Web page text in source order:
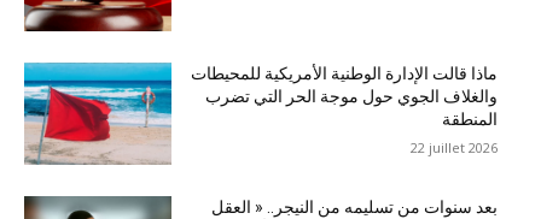
ماذا قالت الإدارة الوطنية الأمريكية للمحيطات
والغلاف الجوي حول موجة الحر التي تضرب
المنطقة
22 juillet 2026
بعد سنوات من تسليمه من النيجر.. « العقل